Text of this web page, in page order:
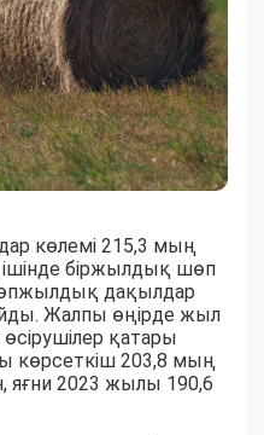
көлемі 215,3 мың
біржылдық шөп
дақылдар
Жалпы өңірде жыл
қатары
көрсеткіш 203,8 мың
яғни 2023 жылы 190,6